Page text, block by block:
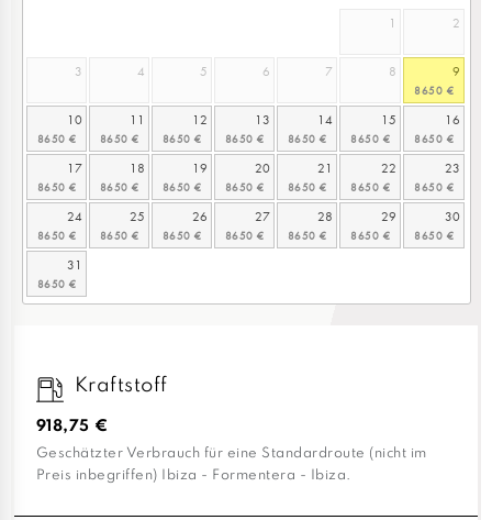
1
2
3 4 5 6 7 8 9
10 11 12 13 14 15 16
17 18 19 20 21 22 23
24 25 26 27 28 29 30
31
Kraftstoff
918,75 €
Geschätzter Verbrauch für eine Standardroute (nicht im
Preis inbegriffen) Ibiza - Formentera - Ibiza.